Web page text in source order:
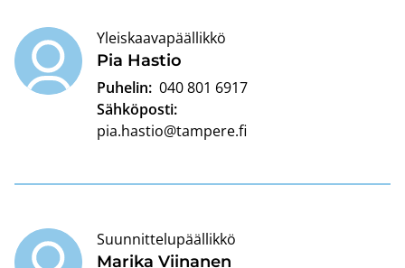
Pia Has­tio
Yleiskaavapäällikkö
Puhelin: 040 801 6917
Sähköposti:
pia.hastio@tampere.fi
Ma­ri­ka Vii­na­nen
Suunnittelupäällikkö